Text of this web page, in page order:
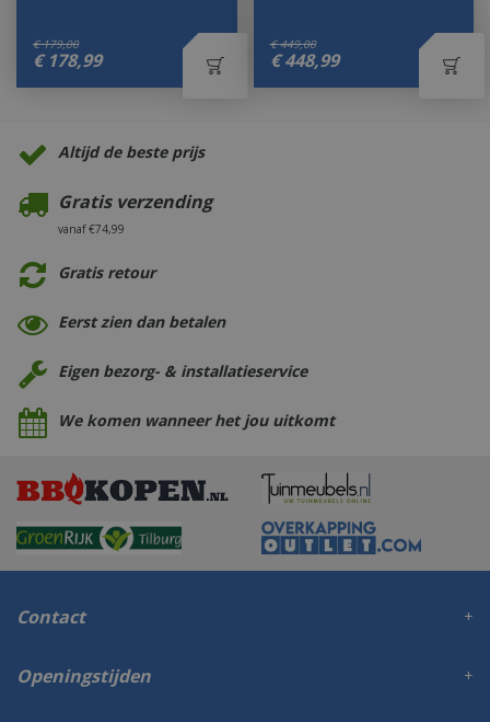
€ 179,00
€ 178,99
€ 449,00
€ 448,99
Altijd de beste prijs
Gratis verzending
vanaf €74,99
Gratis retour
Eerst zien dan betalen
Eigen bezorg- & installatieservice
We komen wanneer het jou uitkomt
Contact
Openingstijden